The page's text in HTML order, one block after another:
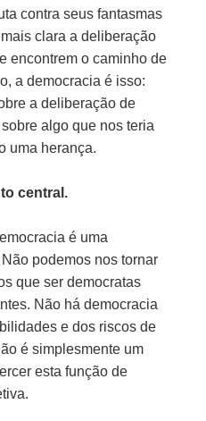
contra seus fantasmas
clara a deliberação
encontrem o caminho de
a democracia é isso:
a deliberação de
algo que nos teria
uma herança.
central.
é uma
podemos nos tornar
que ser democratas
Não há democracia
e dos riscos de
é simplesmente um
esta função de